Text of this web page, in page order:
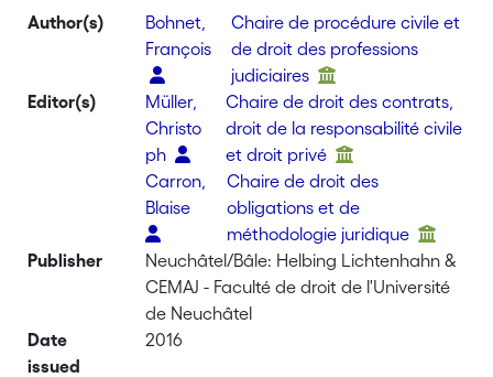
Author(s)
Bohnet,
François
Chaire de procédure civile et
de droit des professions
judiciaires
Editor(s)
Müller,
Christo
ph
Chaire de droit des contrats,
droit de la responsabilité civile
et droit privé
Carron,
Blaise
Chaire de droit des
obligations et de
méthodologie juridique
Publisher
Neuchâtel/Bâle: Helbing Lichtenhahn &
CEMAJ - Faculté de droit de l'Université
de Neuchâtel
Date
issued
2016